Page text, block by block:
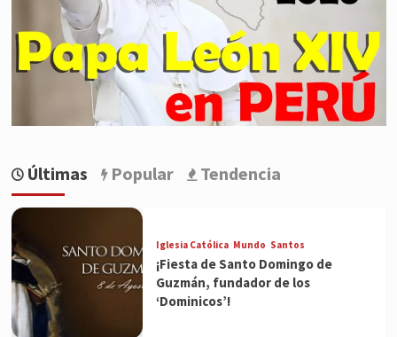
Últimas Popular Tendencia
Iglesia Católica Mundo Santos
¡Fiesta de Santo Domingo de
Guzmán, fundador de los
‘Dominicos’!